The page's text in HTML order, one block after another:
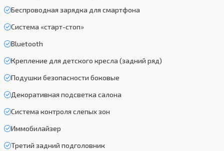
Беспроводная зарядка для смартфона
Система «старт-стоп»
Bluetooth
Крепление для детского кресла (задний ряд)
Подушки безопасности боковые
Декоративная подсветка салона
Система контроля слепых зон
Иммобилайзер
Третий задний подголовник